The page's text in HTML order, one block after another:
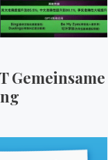
Gemeinsame